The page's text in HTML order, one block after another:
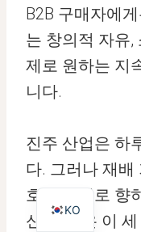
B2B 구매자에
는 창의적 자유,
제로 원하는 지
니다.
진주 산업은 하
다. 그러나 재배
호가 어디로 향
신 2026은 이
KO
ES
DE